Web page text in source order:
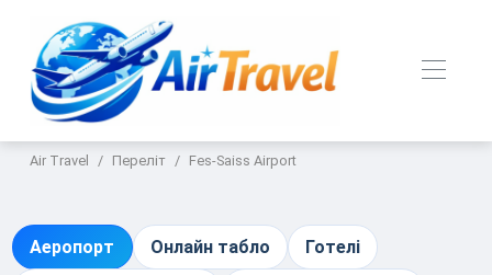
Air Travel Переліт Fes-Saiss Airport
Аеропорт Онлайн табло Готелі